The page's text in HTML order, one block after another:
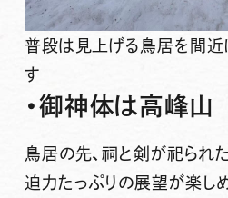
普段は見上げる鳥居を間近
す
・御神体は高峰山
鳥居の先、祠と剣が祀られ
迫力たっぷりの展望が楽しめ